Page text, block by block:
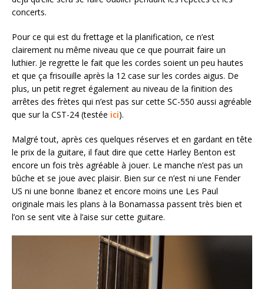
concerts.
Pour ce qui est du frettage et la planification, ce n’est
clairement nu même niveau que ce que pourrait faire un
luthier. Je regrette le fait que les cordes soient un peu hautes
et que ça frisouille après la 12 case sur les cordes aigus. De
plus, un petit regret également au niveau de la finition des
arrêtes des frètes qui n’est pas sur cette SC-550 aussi agréable
que sur la CST-24 (testée ici).
Malgré tout, après ces quelques réserves et en gardant en tête
le prix de la guitare, il faut dire que cette Harley Benton est
encore un fois très agréable à jouer. Le manche n’est pas un
bûche et se joue avec plaisir. Bien sur ce n’est ni une Fender
US ni une bonne Ibanez et encore moins une Les Paul
originale mais les plans à la Bonamassa passent très bien et
l’on se sent vite à l’aise sur cette guitare.